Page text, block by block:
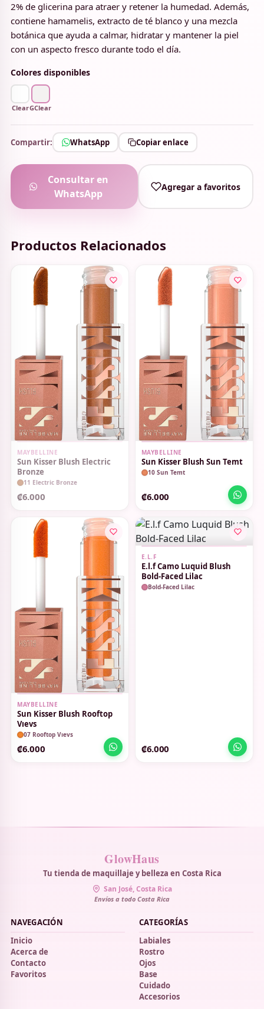
2% de glicerina para atraer y retener la humedad. Además,
contiene hamamelis, extracto de té blanco y una mezcla
botánica que ayuda a calmar, hidratar y mantener la piel
con un aspecto fresco durante todo el día.
Colores disponibles
ClearGClear
Compartir: WhatsApp Copiar enlace
Consultar en
WhatsApp
Agregar a favoritos
Productos Relacionados
SIN STOCK
MAYBELLINE
Sun Kisser Blush Electric
Bronze
11 Electric Bronze
₡6.000
MAYBELLINE
Sun Kisser Blush Sun Temt
10 Sun Temt
₡6.000
MAYBELLINE
Sun Kisser Blush Rooftop
Vıevs
07 Rooftop Vıevs
₡6.000
E.L.F
E.l.f Camo Luquid Blush
Bold-Faced Lilac
Bold-Faced Lilac
₡6.000
GlowHaus
Tu tienda de maquillaje y belleza en Costa Rica
San José, Costa Rica
Envíos a todo Costa Rica
NAVEGACIÓN
Inicio
Acerca de
Contacto
Favoritos
CATEGORÍAS
Labiales
Rostro
Ojos
Base
Cuidado
Accesorios